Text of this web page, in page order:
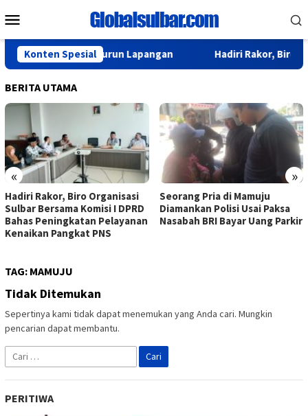
ke
Mobile
Konten Spesial
BPS Sulbar Turun Lapangan Hadiri Rakor, Biro
BERITA UTAMA
« »
Hadiri Rakor, Biro Organisasi
Sulbar Bersama Komisi I DPRD
Bahas Peningkatan Pelayanan
Kenaikan Pangkat PNS
Seorang Pria di Mamuju
Diamankan Polisi Usai Paksa
Nasabah BRI Bayar Uang Parkir
TAG: MAMUJU
Tidak Ditemukan
Sepertinya kami tidak dapat menemukan yang Anda cari. Mungkin
pencarian dapat membantu.
Cari
untuk:
PERITIWA